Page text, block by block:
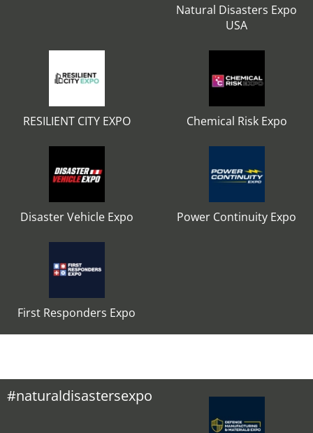
Natural Disasters Expo
USA
RESILIENT CITY EXPO Chemical Risk Expo
Disaster Vehicle Expo Power Continuity Expo
First Responders Expo
#naturaldisastersexpo